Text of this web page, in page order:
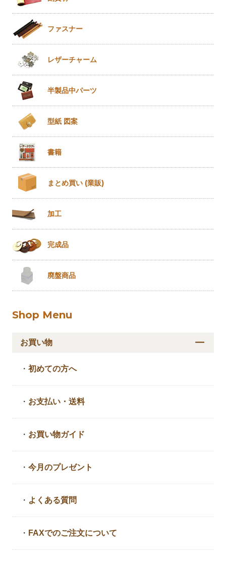
ファスナー
レザーチャーム
半製品中パーツ
型紙 図案
書籍
まとめ買い (業販)
加工
完成品
廃盤商品
Shop Menu
お買い物
・初めての方へ
・ お支払い・送料
・ お買い物ガイド
・今月のプレゼント
・ よくある質問
・ FAXでのご注文について